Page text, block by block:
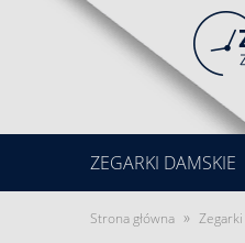
ZEGARKI DAMSKIE
Strona główna » Zegarki